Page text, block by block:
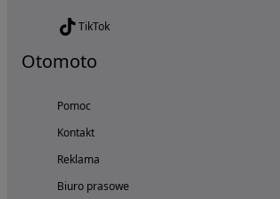
TikTok
Otomoto
Pomoc
Kontakt
Reklama
Biuro prasowe